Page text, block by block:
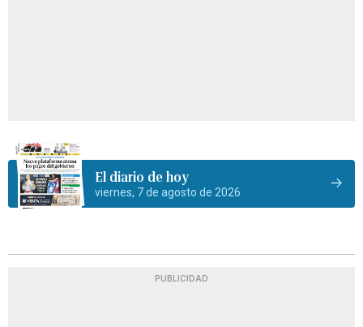
El diario de hoy
viernes, 7 de agosto de 2026
PUBLICIDAD